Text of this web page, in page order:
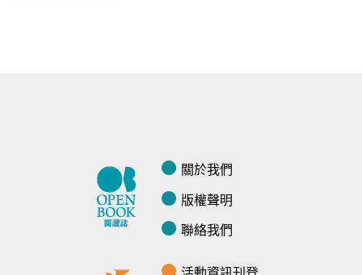
關於我們
版權聲明
聯絡我們